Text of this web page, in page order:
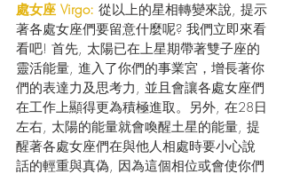
處女座 Virgo: 從以上的星相轉變來說, 提示
著各處女座們要留意什麼呢? 我們立即來看
看吧! 首先, 太陽已在上星期帶著雙子座的
靈活能量, 進入了你們的事業宮，增長著你
們的表達力及思考力, 並且會讓各處女座們
在工作上顯得更為積極進取。另外, 在28日
左右, 太陽的能量就會喚醒土星的能量, 提
醒著各處女座們在與他人相處時要小心說
話的輕重與真偽, 因為這個相位或會使你們